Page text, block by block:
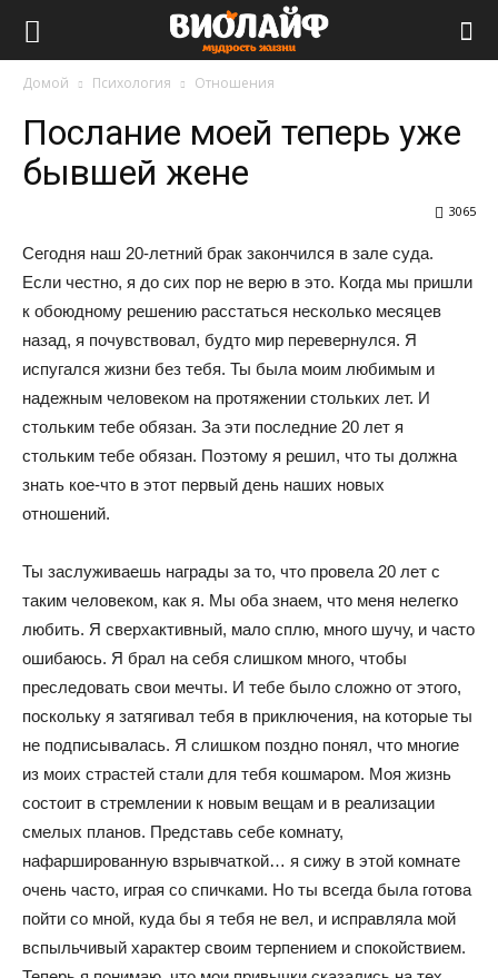
Домой Психология Отношения
Послание моей теперь уже
бывшей жене
3065
Сегодня наш 20-летний брак закончился в зале суда.
Если честно, я до сих пор не верю в это. Когда мы пришли
к обоюдному решению расстаться несколько месяцев
назад, я почувствовал, будто мир перевернулся. Я
испугался жизни без тебя. Ты была моим любимым и
надежным человеком на протяжении стольких лет. И
стольким тебе обязан. За эти последние 20 лет я
стольким тебе обязан. Поэтому я решил, что ты должна
знать кое-что в этот первый день наших новых
отношений.
Ты заслуживаешь награды за то, что провела 20 лет с
таким человеком, как я. Мы оба знаем, что меня нелегко
любить. Я сверхактивный, мало сплю, много шучу, и часто
ошибаюсь. Я брал на себя слишком много, чтобы
преследовать свои мечты. И тебе было сложно от этого,
поскольку я затягивал тебя в приключения, на которые ты
не подписывалась. Я слишком поздно понял, что многие
из моих страстей стали для тебя кошмаром. Моя жизнь
состоит в стремлении к новым вещам и в реализации
смелых планов. Представь себе комнату,
нафаршированную взрывчаткой… я сижу в этой комнате
очень часто, играя со спичками. Но ты всегда была готова
пойти со мной, куда бы я тебя не вел, и исправляла мой
вспыльчивый характер своим терпением и спокойствием.